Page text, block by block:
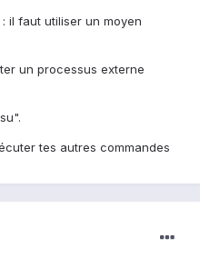
il faut utiliser un moyen
un processus externe
tes autres commandes